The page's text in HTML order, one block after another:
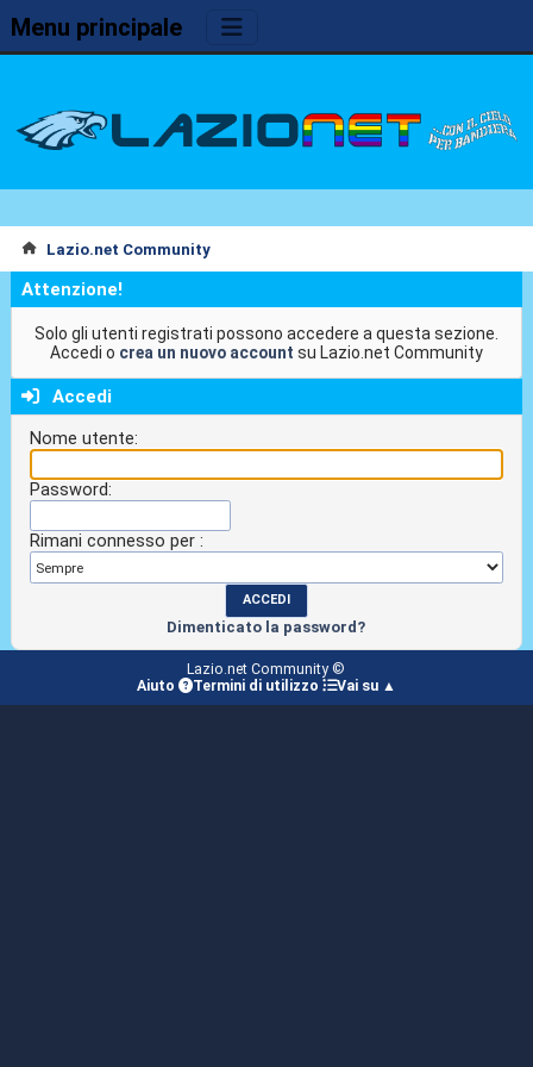
Menu principale
Lazio.net Community
Attenzione!
Solo gli utenti registrati possono accedere a questa sezione.
Accedi o crea un nuovo account su Lazio.net Community
Accedi
Nome utente:
Password:
Rimani connesso per :
Dimenticato la password?
Lazio.net Community ©
Aiuto
Termini di utilizzo Vai su ▲